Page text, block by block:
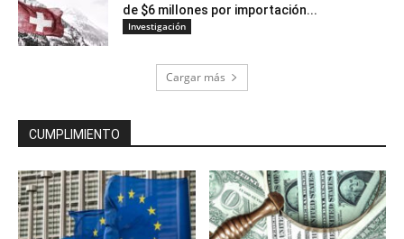
de $6 millones por importación...
Investigación
Cargar más
CUMPLIMIENTO